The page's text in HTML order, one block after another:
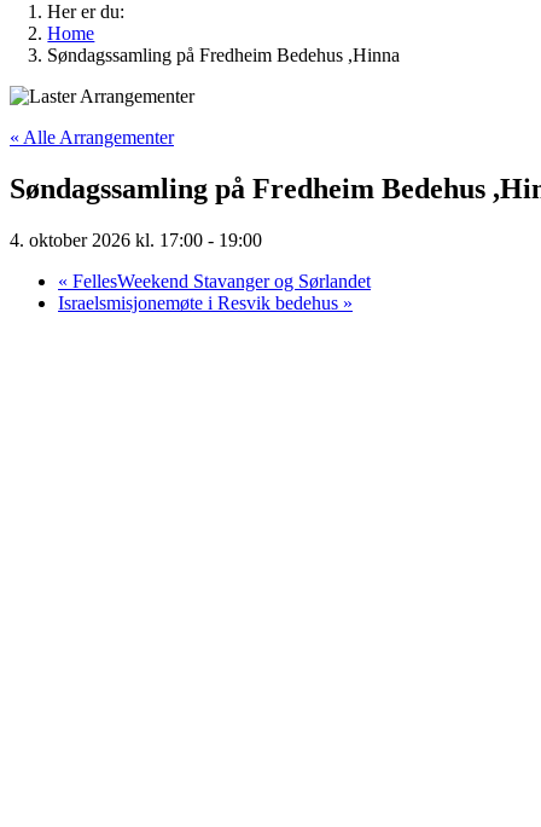
Her er du:
Home
Søndagssamling på Fredheim Bedehus ,Hinna
« Alle Arrangementer
Søndagssamling på Fredheim Bedehus
4. oktober 2026 kl. 17:00 - 19:00
« FellesWeekend Stavanger og Sørlandet
Israelsmisjonemøte i Resvik bedehus »